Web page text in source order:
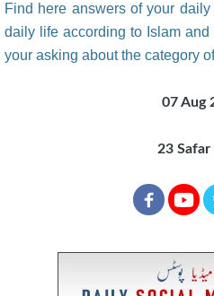
Find here answers of your
daily life according to Islam
your asking about the category
07 Aug
23 Safar